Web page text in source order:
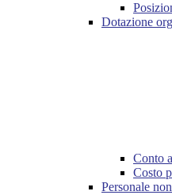
Dotazione
Conto
Costo
Personale